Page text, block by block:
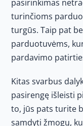
pasirinkimas
turinčioms
turgūs. Taip pat
parduotuvėms,
pardavimo
Kitas svarbus
pasirengę išleisti
to, jūs pats turite
samdyti žmogų,